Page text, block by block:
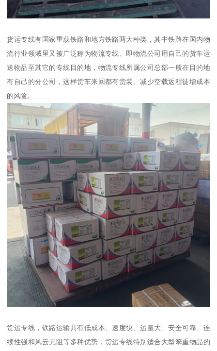
货运专线有国家重载铁路和地方铁路两大种类，其中铁路在国内物
流行业领域里又被广泛称为物流专线、即物流公司用自己的货车运
送物品至其它的专线目的地，物流专线所属公司总部一般在目的地
有自己的分公司，这样货车来回都有货装、减少空载返程徒增成本
的风险。
货运专线，铁路运输具有低成本、速度快、运量大、安全可靠、连
续性强和风云无阻等多种优势，货运专线特别适合大型笨重物品的